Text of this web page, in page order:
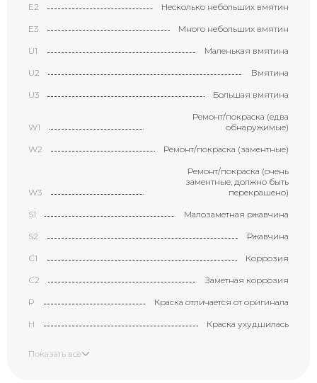
Е2 Несколько небольших вмятин
Е3 Много небольших вмятин
U1 Маленькая вмятина
U2 Вмятина
U3 Большая вмятина
W1
Ремонт/покраска (едва
обнаружимые)
W2 Ремонт/покраска (заментные)
W3
Ремонт/покраска (очень
заментные, должно быть
перекрашено)
S1 Малозаметная ржавчина
S2 Ржавчина
С1 Коррозия
С2 Заметная коррозия
P Краска отличается от оригинала
H Краска ухудшилась
Показать все